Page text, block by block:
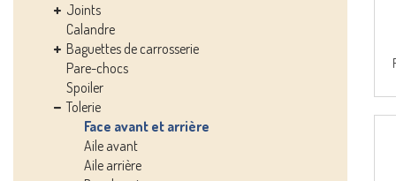
Joints
Calandre
Baguettes de carrosserie
Pare-chocs
Spoiler
Tolerie
Face avant et arrière
Aile avant
Aile arrière